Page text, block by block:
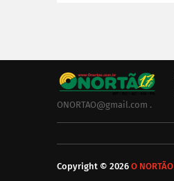
ONORTAO@gmail.com .
Copyright © 2026 O NORTÃO